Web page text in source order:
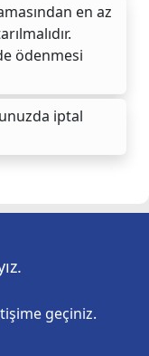
en az
ödenmesi
iptal
geçiniz.